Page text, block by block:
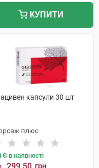
КУПИТИ
капсули 30 шт
плюс
Є в наявності
грн